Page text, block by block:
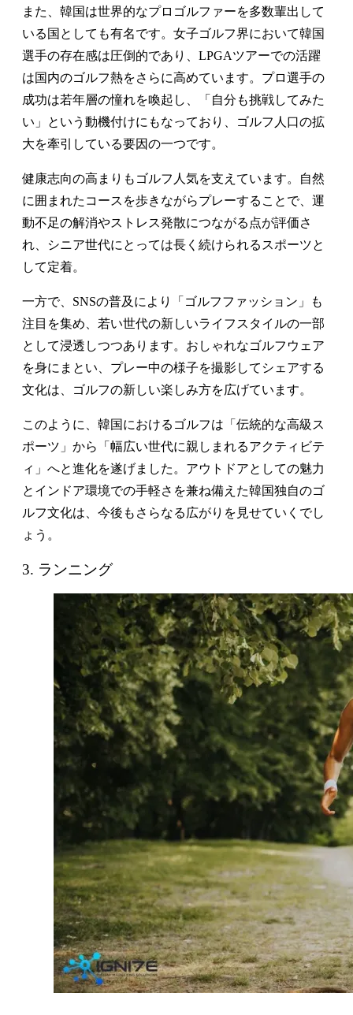
また、韓国は世界的なプロゴルファーを多数輩出して
いる国としても有名です。女子ゴルフ界において韓国
選手の存在感は圧倒的であり、LPGAツアーでの活躍
は国内のゴルフ熱をさらに高めています。プロ選手の
成功は若年層の憧れを喚起し、「自分も挑戦してみた
い」という動機付けにもなっており、ゴルフ人口の拡
大を牽引している要因の一つです。
健康志向の高まりもゴルフ人気を支えています。自然
に囲まれたコースを歩きながらプレーすることで、運
動不足の解消やストレス発散につながる点が評価さ
れ、シニア世代にとっては長く続けられるスポーツと
して定着。
一方で、SNSの普及により「ゴルフファッション」も
注目を集め、若い世代の新しいライフスタイルの一部
として浸透しつつあります。おしゃれなゴルフウェア
を身にまとい、プレー中の様子を撮影してシェアする
文化は、ゴルフの新しい楽しみ方を広げています。
このように、韓国におけるゴルフは「伝統的な高級ス
ポーツ」から「幅広い世代に親しまれるアクティビテ
ィ」へと進化を遂げました。アウトドアとしての魅力
とインドア環境での手軽さを兼ね備えた韓国独自のゴ
ルフ文化は、今後もさらなる広がりを見せていくでし
ょう。
3. ランニング